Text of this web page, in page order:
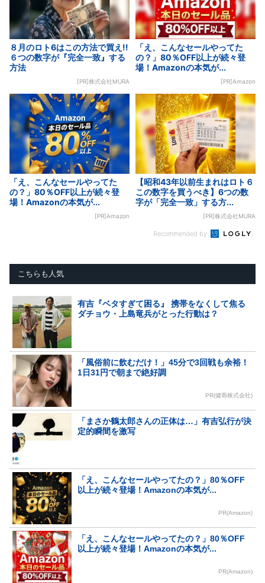
８月のロト6はこの方法で買え!!
６つの数字が『完全一致』する
方法
[PR]株式会社MURA
「え、こんなセールやってた
の？」80％OFF以上が続々登
場！Amazonの本気が...
[PR]Amazon
「え、こんなセールやってた
の？」80％OFF以上が続々登
場！Amazonの本気が...
[PR]Amazon
【昭和43年以前生まれはロト６
この数字を買うべき】6つの数
字が「完全一致」する方...
[PR]株式会社MURA
Recommended by
こちらも人気
有吉『ベタすぎて困る』 携帯をなくして焦る
ダチョウ・上島竜兵がとった行動は？
「風俗前に飲むだけ！」45分で3回戦も余裕！
1日31円で朝まで絶好調
PR(健商株式会社)
「まさか鶴太郎さんの正体は…」有吉弘行が決
定的瞬間を激写
「え、こんなセールやってたの？」80％OFF
以上が続々登場！Amazonの本気が...
PR(Amazon)
「え、こんなセールやってたの？」80％OFF
以上が続々登場！Amazonの本気が...
PR(Amazon)